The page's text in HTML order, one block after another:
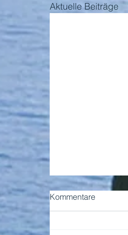
Aktuelle Beiträge
Kommentare